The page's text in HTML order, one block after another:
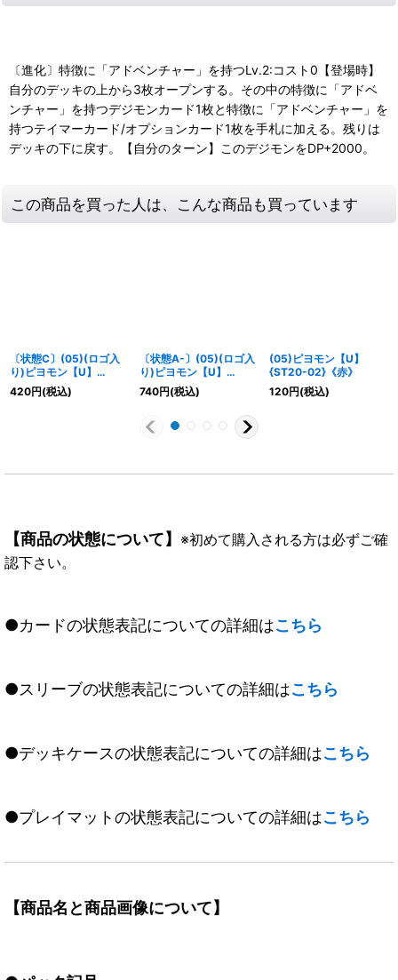
〔進化〕特徴に「アドベンチャー」を持つLv.2:コスト0【登場時】
自分のデッキの上から3枚オープンする。その中の特徴に「アドベ
ンチャー」を持つデジモンカード1枚と特徴に「アドベンチャー」を
持つテイマーカード/オプションカード1枚を手札に加える。残りは
デッキの下に戻す。【自分のターン】このデジモンをDP+2000。
この商品を買った人は、こんな商品も買っています
〔状態C〕(05)(ロゴ入
り)ピヨモン【U】
{ST20-02}《赤》
420円(税込)
〔状態A-〕(05)(ロゴ入
り)ピヨモン【U】
{ST20-02}《赤》
740円(税込)
(05)ピヨモン【U】
{ST20-02}《赤》
120円(税込)
【商品の状態について】 ※初めて購入される方は必ずご確
認下さい。
●カードの状態表記についての詳細はこちら
●スリーブの状態表記についての詳細はこちら
●デッキケースの状態表記についての詳細はこちら
●プレイマットの状態表記についての詳細はこちら
【商品名と商品画像について】